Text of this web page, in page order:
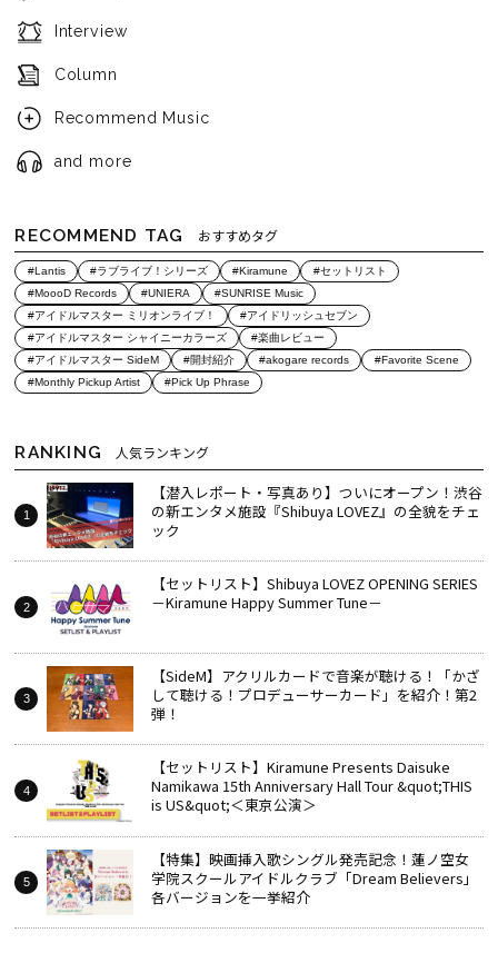
Interview
Column
Recommend Music
and more
RECOMMEND TAG おすすめタグ
#Lantis #ラブライブ！シリーズ #Kiramune
#セットリスト
#MoooD Records
#UNIERA
#SUNRISE Music
#アイドルマスター ミリオンライブ！
#アイドリッシュセブン
#アイドルマスター シャイニーカラーズ
#楽曲レビュー
#アイドルマスター SideM
#開封紹介 #akogare records
#Favorite Scene
#Monthly Pickup Artist
#Pick Up Phrase
RANKING 人気ランキング
【潜入レポート・写真あり】ついにオープン！渋谷
の新エンタメ施設『Shibuya LOVEZ』の全貌をチェ
ック
【セットリスト】Shibuya LOVEZ OPENING SERIES
－Kiramune Happy Summer Tune－
【SideM】アクリルカードで音楽が聴ける！「かざ
して聴ける！プロデューサーカード」を紹介！第2
弾！
【セットリスト】Kiramune Presents Daisuke
Namikawa 15th Anniversary Hall Tour &quot;THIS
is US&quot;＜東京公演＞
【特集】映画挿入歌シングル発売記念！蓮ノ空女
学院スクールアイドルクラブ「Dream Believers」
各バージョンを一挙紹介